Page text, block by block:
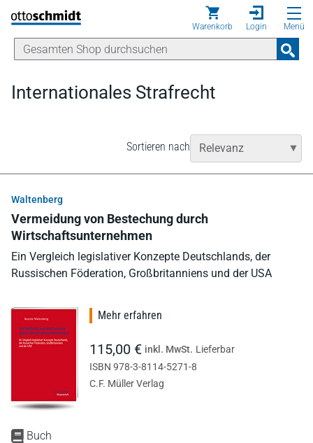
Direkt zum Inhalt
Warenkorb Login Menü
Internationales Strafrecht
Sortieren nach
Waltenberg
Vermeidung von Bestechung durch
Wirtschaftsunternehmen
Ein Vergleich legislativer Konzepte Deutschlands, der
Russischen Föderation, Großbritanniens und der USA
Buch
Mehr erfahren
115,00 € inkl. MwSt. Lieferbar
ISBN 978-3-8114-5271-8
C.F. Müller Verlag